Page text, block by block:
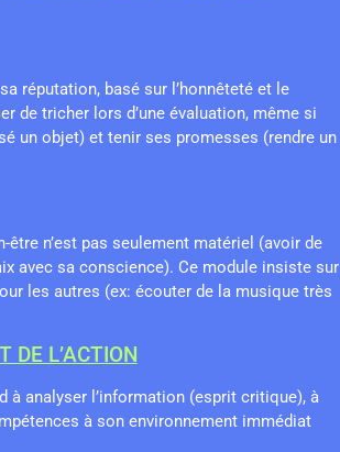
réputation, basé sur l’honnêteté et le
de tricher lors d’une évaluation, même si
un objet) et tenir ses promesses (rendre un
n’est pas seulement matériel (avoir de
avec sa conscience). Ce module insiste sur
les autres (ex: écouter de la musique très
DE L’ACTION
à analyser l’information (esprit critique), à
à son environnement immédiat